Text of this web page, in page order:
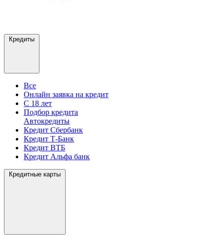
Кредиты
Все
Онлайн заявка на кредит
С 18 лет
Подбор кредита
Автокредиты
Кредит Сбербанк
Кредит Т-Банк
Кредит ВТБ
Кредит Альфа банк
Кредитные карты